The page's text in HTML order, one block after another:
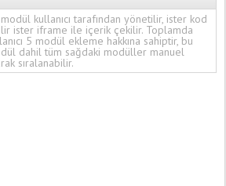
kullanıcı tarafından yönetilir, ister kod
ister iframe ile içerik çekilir. Toplamda
5 modül ekleme hakkına sahiptir, bu
dahil tüm sağdaki modüller manuel
sıralanabilir.